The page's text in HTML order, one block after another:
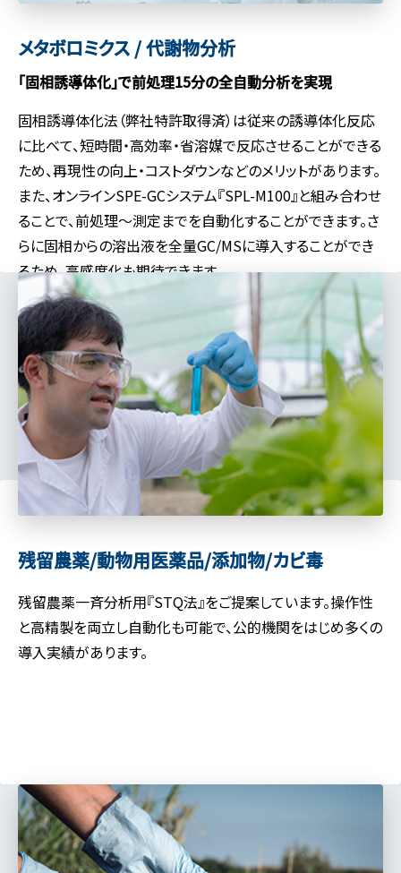
メタボロミクス / 代謝物分析
「固相誘導体化」で前処理15分の全自動分析を実現
固相誘導体化法（弊社特許取得済）は従来の誘導体化反応
に比べて、短時間・高効率・省溶媒で反応させることができる
ため、再現性の向上・コストダウンなどのメリットがあります。
また、オンラインSPE-GCシステム『SPL-M100』と組み合わせ
ることで、前処理～測定までを自動化することができます。さ
らに固相からの溶出液を全量GC/MSに導入することができ
るため、高感度化も期待できます。
対応分野
食品
製薬 バイオ
残留農薬/動物用医薬品/添加物/カビ毒
残留農薬一斉分析用『STQ法』をご提案しています。操作性
と高精製を両立し自動化も可能で、公的機関をはじめ多くの
導入実績があります。